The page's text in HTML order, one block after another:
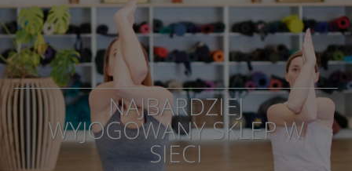
NAJBARDZIEJ
WYJOGOWANY SKLEP W
SIECI